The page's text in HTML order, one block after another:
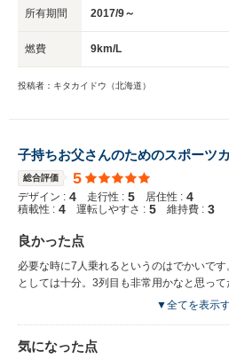
所有期間 2017/9～
燃費 9km/L
投稿者：キタカイドウ（北海道）
子持ちお父さんのためのスポーツ
総合評価 5
デザイン : 4 走行性 : 5 居住性 : 4
積載性 : 4 運転しやすさ : 5 維持費 : 3
良かった点
必要な時に7人乗れるというのはでかいで
としては十分。3列目も非常用かなと思って
大柄な人でなければ苦ではないです。子供
り前に傾斜してなくて見やすいのも良いで
▼全てを表示
気になった点